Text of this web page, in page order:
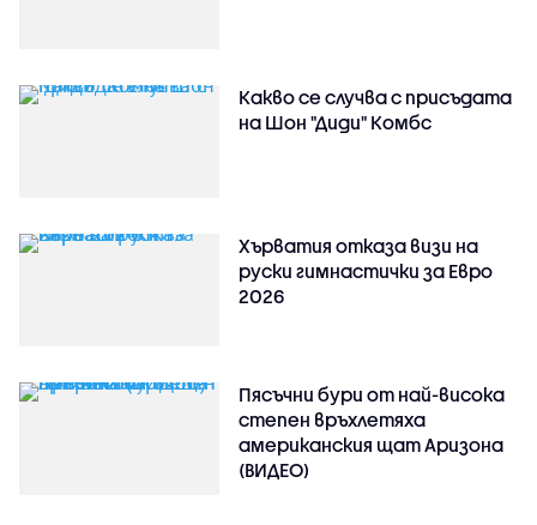
Какво се случва с присъдата
на Шон "Диди" Комбс
Хърватия отказа визи на
руски гимнастички за Евро
2026
Пясъчни бури от най-висока
степен връхлетяха
американския щат Аризона
(ВИДЕО)